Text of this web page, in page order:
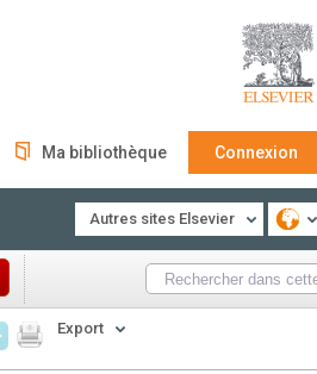
Ma bibliothèque Connexion
Autres sites Elsevier
Export